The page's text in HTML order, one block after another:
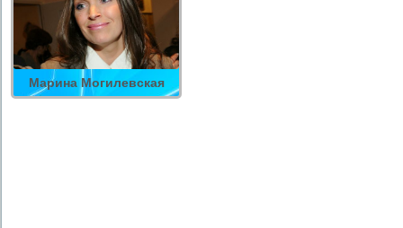
Марина Могилевская